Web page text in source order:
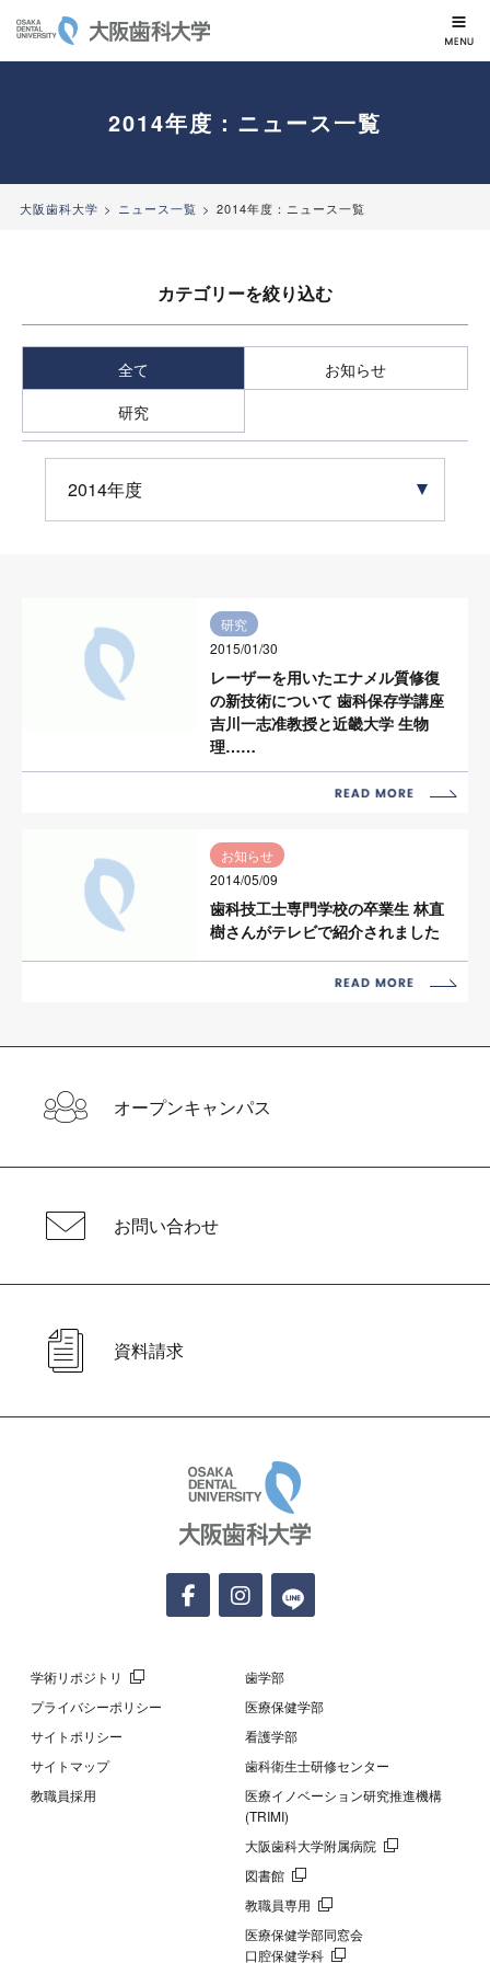
2014年度：ニュース一覧
大阪歯科大学 ニュース一覧 2014年度：ニュース一覧
カテゴリーを絞り込む
全て
お知らせ
研究
2014年度
研究
2015/01/30
レーザーを用いたエナメル質修復
の新技術について 歯科保存学講座
吉川一志准教授と近畿大学 生物
理……
お知らせ
2014/05/09
歯科技工士専門学校の卒業生 林直
樹さんがテレビで紹介されました
オープンキャンパス
お問い合わせ
資料請求
学術リポジトリ
プライバシーポリシー
サイトポリシー
サイトマップ
教職員採用
歯学部
医療保健学部
看護学部
歯科衛生士研修センター
医療イノベーション研究推進機構
(TRIMI)
大阪歯科大学附属病院
図書館
教職員専用
医療保健学部同窓会
口腔保健学科